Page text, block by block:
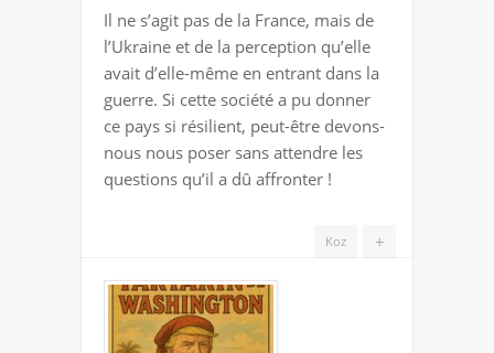
Il ne s’agit pas de la France, mais de
l’Ukraine et de la perception qu’elle
avait d’elle-même en entrant dans la
guerre. Si cette société a pu donner
ce pays si résilient, peut-être devons-
nous nous poser sans attendre les
questions qu’il a dû affronter !
+
Koz